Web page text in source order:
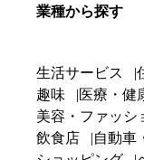
業種から探す
生活サービス
趣味
医療・健
美容・ファッシ
飲食店
自動車